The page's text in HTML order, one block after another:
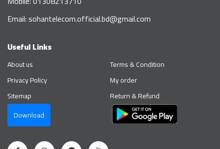
Email: sohantelecom.official.bd@gmail.com
Useful Links
About us
Privacy Policy
Sitemap
Download
Terms & Condition
My order
Return & Refund